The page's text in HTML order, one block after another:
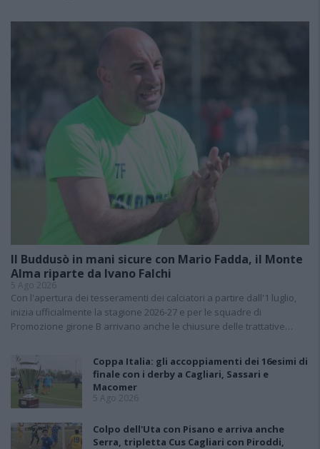
Il Buddusò in mani sicure con Mario Fadda, il Monte
Alma riparte da Ivano Falchi
5 Ago 2026
Con l'apertura dei tesseramenti dei calciatori a partire dall'1 luglio,
inizia ufficialmente la stagione 2026-27 e per le squadre di
Promozione girone B arrivano anche le chiusure delle trattative…
Coppa Italia: gli accoppiamenti dei 16esimi di
finale con i derby a Cagliari, Sassari e
Macomer
5 Ago 2026
Colpo dell'Uta con Pisano e arriva anche
Serra, tripletta Cus Cagliari con Piroddi,